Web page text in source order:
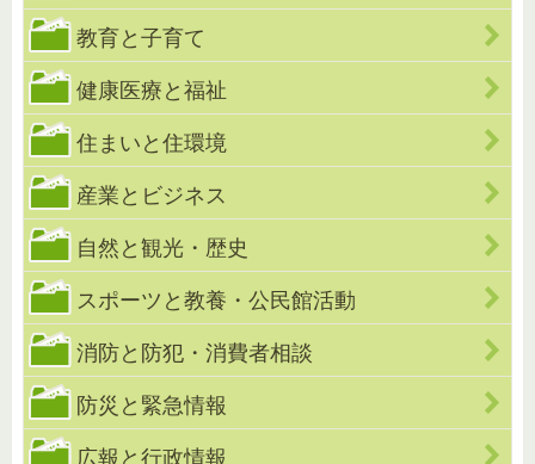
教育と子育て
健康医療と福祉
住まいと住環境
産業とビジネス
自然と観光・歴史
スポーツと教養・公民館活動
消防と防犯・消費者相談
防災と緊急情報
広報と行政情報